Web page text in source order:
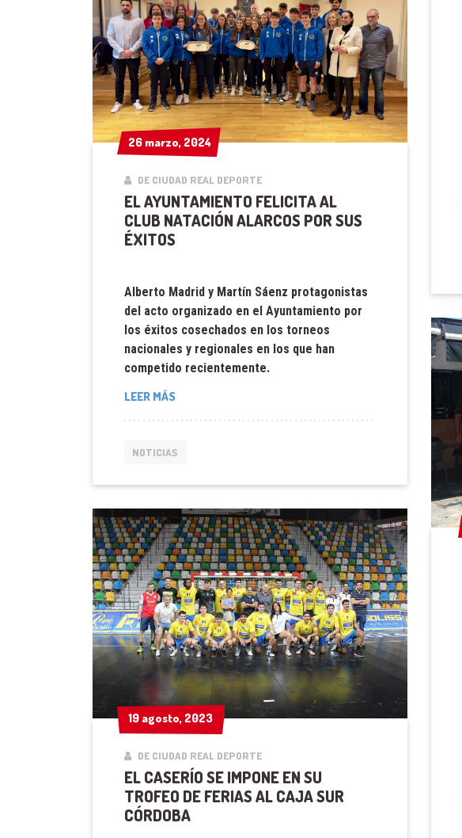
26 marzo, 2024
26 marzo, 2024
DE CIUDAD REAL DEPORTE
EL AYUNTAMIENTO FELICITA AL
CLUB NATACIÓN ALARCOS POR SUS
ÉXITOS
Alberto Madrid y Martín Sáenz protagonistas
del acto organizado en el Ayuntamiento por
los éxitos cosechados en los torneos
nacionales y regionales en los que han
competido recientemente.
LEER MÁS
NOTICIAS
19 agosto, 2023
19 agosto, 2023
DE CIUDAD REAL DEPORTE
EL CASERÍO SE IMPONE EN SU
TROFEO DE FERIAS AL CAJA SUR
CÓRDOBA